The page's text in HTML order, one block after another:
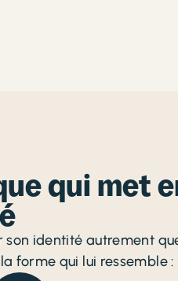
qui met
identité autrement
forme qui lui ressemble :